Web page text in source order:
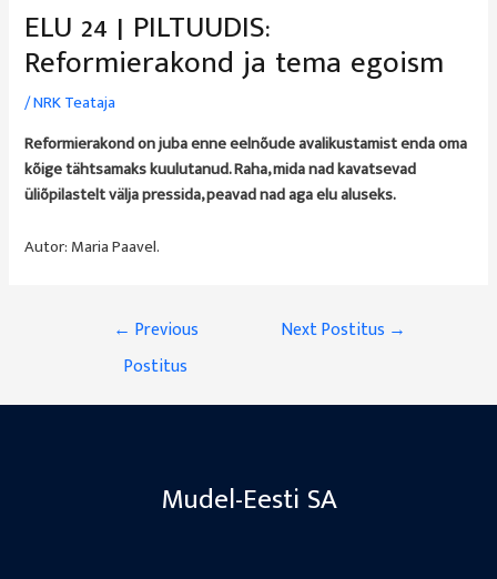
ELU 24 | PILTUUDIS:
Reformierakond ja tema egoism
/NRK Teataja
Reformierakond on juba enne eelnõude avalikustamist enda oma
kõige tähtsamaks kuulutanud. Raha, mida nad kavatsevad
üliõpilastelt välja pressida, peavad nad aga elu aluseks.
Autor: Maria Paavel.
Navigeerimine
← Previous
Postitus
Next Postitus →
Mudel-Eesti SA